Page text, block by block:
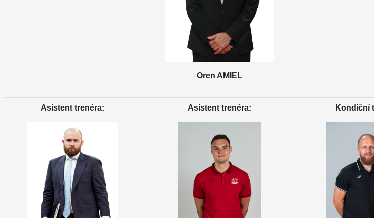
Oren AMIEL
Asistent trenéra: Asistent trenéra: Kondiční